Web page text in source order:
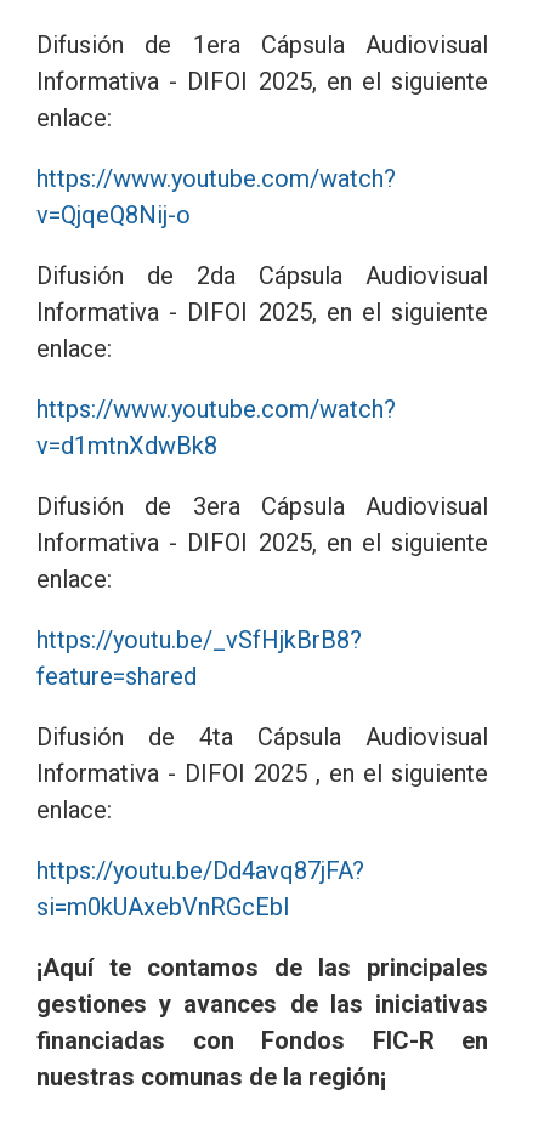
Difusión de 1era Cápsula Audiovisual
Informativa - DIFOI 2025, en el siguiente
enlace:
https://www.youtube.com/watch?
v=QjqeQ8Nij-o
Difusión de 2da Cápsula Audiovisual
Informativa - DIFOI 2025, en el siguiente
enlace:
https://www.youtube.com/watch?
v=d1mtnXdwBk8
Difusión de 3era Cápsula Audiovisual
Informativa - DIFOI 2025, en el siguiente
enlace:
https://youtu.be/_vSfHjkBrB8?
feature=shared
Difusión de 4ta Cápsula Audiovisual
Informativa - DIFOI 2025 , en el siguiente
enlace:
https://youtu.be/Dd4avq87jFA?
si=m0kUAxebVnRGcEbI
¡Aquí te contamos de las principales
gestiones y avances de las iniciativas
financiadas con Fondos FIC-R en
nuestras comunas de la región¡